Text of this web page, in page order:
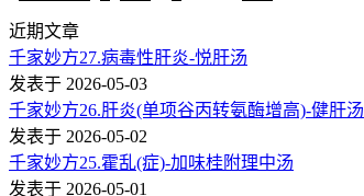
近期文章
千家妙方27.病毒性肝炎-悦肝汤
发表于 2026-05-03
千家妙方26.肝炎(单项谷丙转氨酶增高)-健肝汤
发表于 2026-05-02
千家妙方25.霍乱(症)-加味桂附理中汤
发表于 2026-05-01